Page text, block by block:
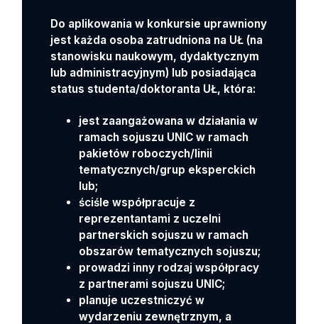
Do aplikowania w konkursie uprawniony
jest każda osoba zatrudniona na UŁ (na
stanowisku naukowym, dydaktycznym
lub administracyjnym) lub posiadająca
status studenta/doktoranta UŁ, która:
jest zaangażowana w działania w
ramach sojuszu UNIC w ramach
pakietów roboczych/linii
tematycznych/grup eksperckich
lub;
ściśle współpracuje z
reprezentantami z uczelni
partnerskich sojuszu w ramach
obszarów tematycznych sojuszu;
prowadzi inny rodzaj współpracy
z partnerami sojuszu UNIC;
planuje uczestniczyć w
wydarzeniu zewnętrznym, a